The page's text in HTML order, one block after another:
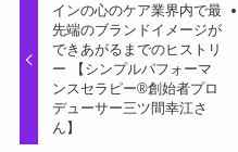
インの心のケア業界内で最
先端のブランドイメージが
できあがるまでのヒストリ
ー 【シンプルパフォーマ
ンスセラピー®創始者プロ
デューサー三ツ間幸江さ
ん】